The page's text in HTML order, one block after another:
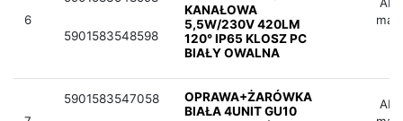
6
5901583548598
KANAŁOWA
5,5W/230V 420LM
120° IP65 KLOSZ PC
BIAŁY OWALNA
5901583547058
OPRAWA+ŻARÓWKA
BIAŁA 4UNIT GU10